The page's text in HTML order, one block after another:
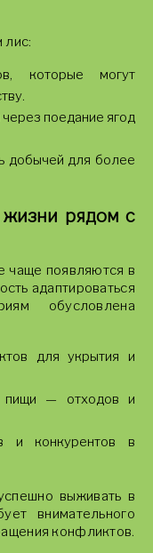
лис:
которые могут
поедание ягод
добычей для более
жизни рядом с
чаще появляются в
адаптироваться
обусловлена
для укрытия и
пищи — отходов и
и конкурентов в
выживать в
внимательного
конфликтов.